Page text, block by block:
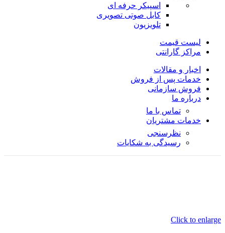
اسپیکر حرفه ای
کابل صوتی تصویری
تلویزیون
لیست قیمت
مراکز گارانتی
اخبار و مقالات
خدمات پس از فروش
فروش سازمانی
درباره ما
تماس با ما
خدمات مشتریان
نظرسنجی
رسیدگی به شکایات
Click to enlarge